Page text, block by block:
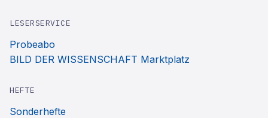
LESERSERVICE
Probeabo
BILD DER WISSENSCHAFT Marktplatz
HEFTE
Sonderhefte